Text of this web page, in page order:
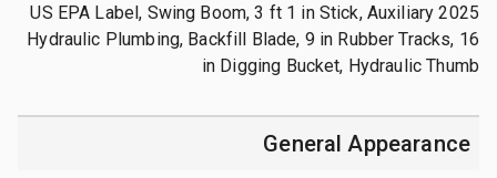
2025 US EPA Label, Swing Boom, 3 ft 1 in Stick, Auxiliary
Hydraulic Plumbing, Backfill Blade, 9 in Rubber Tracks, 16
in Digging Bucket, Hydraulic Thumb
General Appearance